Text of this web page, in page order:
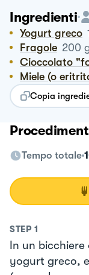
Ingredienti
Yogurt greco
Fragole 200
Cioccolato
Miele (o
Copia
Tempo totale
STEP 1
In un
yogurt greco,